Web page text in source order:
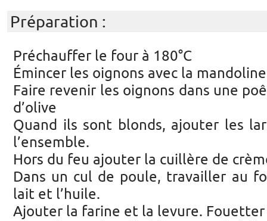
Préparation :
Préchauffer le four à 180°C
Émincer les oignons avec la mandoline
Faire revenir les oignons dans une
d’olive
Quand ils sont blonds, ajouter les
l’ensemble.
Hors du feu ajouter la cuillère de
Dans un cul de poule, travailler au
lait et l’huile.
Ajouter la farine et la levure.